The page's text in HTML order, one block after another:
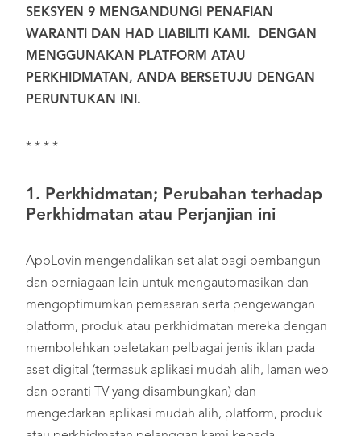
SEKSYEN 9 MENGANDUNGI PENAFIAN
WARANTI DAN HAD LIABILITI KAMI. DENGAN
MENGGUNAKAN PLATFORM ATAU
PERKHIDMATAN, ANDA BERSETUJU DENGAN
PERUNTUKAN INI.
* * * *
1. Perkhidmatan; Perubahan terhadap
Perkhidmatan atau Perjanjian ini
AppLovin mengendalikan set alat bagi pembangun
dan perniagaan lain untuk mengautomasikan dan
mengoptimumkan pemasaran serta pengewangan
platform, produk atau perkhidmatan mereka dengan
membolehkan peletakan pelbagai jenis iklan pada
aset digital (termasuk aplikasi mudah alih, laman web
dan peranti TV yang disambungkan) dan
mengedarkan aplikasi mudah alih, platform, produk